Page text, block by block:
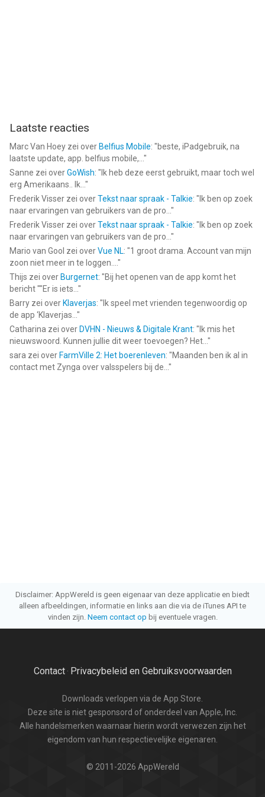
Laatste reacties
Marc Van Hoey zei over Belfius Mobile: "beste, iPadgebruik, na
laatste update, app. belfius mobile,... "
Sanne zei overGoWish: " Ik heb deze eerst gebruikt, maar toch wel
erg Amerikaans.. Ik... "
Frederik Visser zei overTekst naar spraak - Talkie: " Ik ben op zoek
naar ervaringen van gebruikers van de pro... "
Frederik Visser zei overTekst naar spraak - Talkie: " Ik ben op zoek
naar ervaringen van gebruikers van de pro... "
Mario van Gool zei overVue NL: "1 groot drama. Account van mijn
zoon niet meer in te loggen.... "
Thijs zei over Burgernet: "Bij het openen van de app komt het
bericht ""Er is iets... "
Barry zei over Klaverjas: " Ik speel met vrienden tegenwoordig op
de app ‘Klaverjas... "
Catharina zei over DVHN - Nieuws & Digitale Krant: " Ik mis het
nieuwswoord. Kunnen jullie dit weer toevoegen? Het... "
sara zei over FarmVille 2: Het boerenleven: "Maanden ben ik al in
contact met Zynga over valsspelers bij de... "
Disclaimer: AppWereld is geen eigenaar van deze applicatie en biedt
alleen afbeeldingen, informatie en links aan die via de iTunes API te
vinden zijn. Neem contact op bij eventuele vragen.
Contact· Privacybeleid en Gebruiksvoorwaarden
Downloads verlopen via de App Store.
Deze site is niet gesponsord of onderdeel van Apple, Inc.
Alle handelsmerken waarnaar hierin wordt verwezen zijn het
eigendom van hun respectievelijke eigenaren.
© 2011-2026 AppWereld